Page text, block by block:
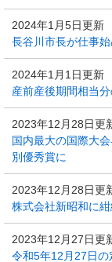
2024年1月5日更新
長谷川市長が仕事
2024年1月1日更新
産前産後期間相当
2023年12月28日更
国内最大の国際大
別優秀賞に
2023年12月28日更
株式会社新昭和に
2023年12月27日更
令和5年12月27日の